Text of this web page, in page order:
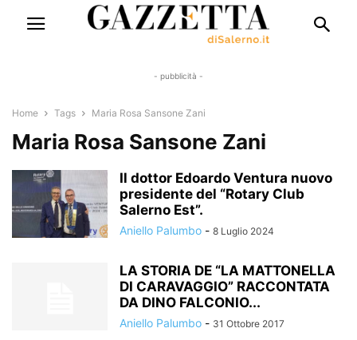
- pubblicità -
Home Tags Maria Rosa Sansone Zani
Maria Rosa Sansone Zani
Il dottor Edoardo Ventura nuovo
presidente del “Rotary Club
Salerno Est”.
Aniello Palumbo - 8 Luglio 2024
LA STORIA DE “LA MATTONELLA
DI CARAVAGGIO” RACCONTATA
DA DINO FALCONIO...
Aniello Palumbo - 31 Ottobre 2017